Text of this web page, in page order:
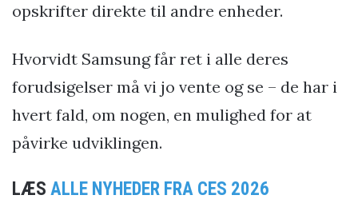
opskrifter direkte til andre enheder.
Hvorvidt Samsung får ret i alle deres
forudsigelser må vi jo vente og se – de har i
hvert fald, om nogen, en mulighed for at
påvirke udviklingen.
LÆS ALLE NYHEDER FRA CES 2026